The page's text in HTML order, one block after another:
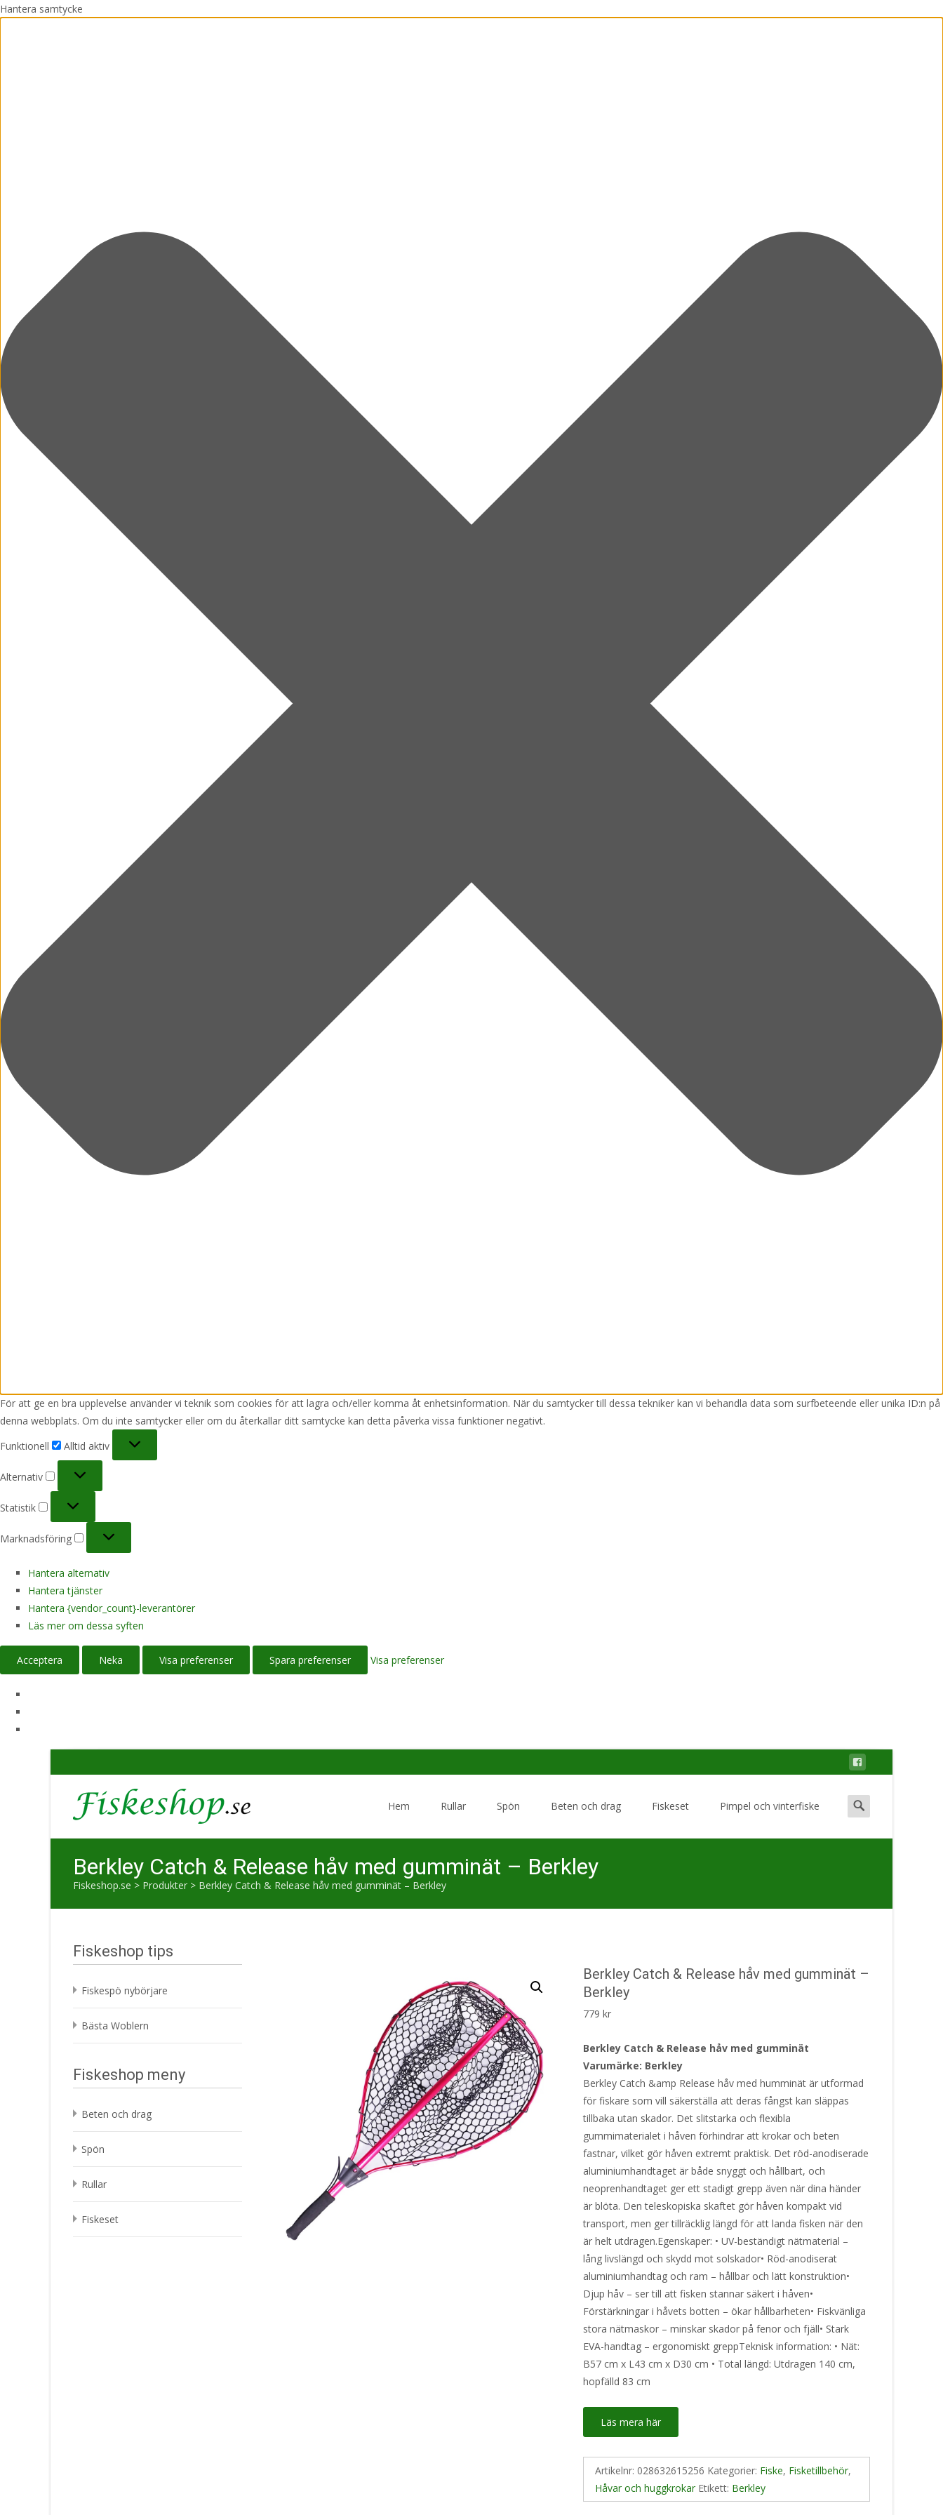
Hantera samtycke
För att ge en bra upplevelse använder vi teknik som cookies för att lagra och/eller komma åt enhetsinformation. När du samtycker till dessa tekniker kan vi behandla data som surfbeteende eller unika ID:n på
denna webbplats. Om du inte samtycker eller om du återkallar ditt samtycke kan detta påverka vissa funktioner negativt.
Funktionell
Alltid aktiv
Alternativ
Statistik
Marknadsföring
Hantera alternativ
Hantera tjänster
Hantera {vendor_count}-leverantörer
Läs mer om dessa syften
Acceptera Neka Visa preferenser Spara preferenser Visa preferenser
Hem Rullar Spön Beten och drag Fiskeset Pimpel och vinterfiske
Search
for:
Berkley Catch & Release håv med gumminät – Berkley
Fiskeshop.se > Produkter > Berkley Catch & Release håv med gumminät – Berkley
Berkley Catch & Release håv med gumminät –
Berkley
779kr
Berkley Catch & Release håv med gumminät
Varumärke: Berkley
Berkley Catch &amp Release håv med humminät är utformad
för fiskare som vill säkerställa att deras fångst kan släppas
tillbaka utan skador. Det slitstarka och flexibla
gummimaterialet i håven förhindrar att krokar och beten
fastnar, vilket gör håven extremt praktisk. Det röd-anodiserade
aluminiumhandtaget är både snyggt och hållbart, och
neoprenhandtaget ger ett stadigt grepp även när dina händer
är blöta. Den teleskopiska skaftet gör håven kompakt vid
transport, men ger tillräcklig längd för att landa fisken när den
är helt utdragen.Egenskaper: • UV-beständigt nätmaterial –
lång livslängd och skydd mot solskador• Röd-anodiserat
aluminiumhandtag och ram – hållbar och lätt konstruktion•
Djup håv – ser till att fisken stannar säkert i håven•
Förstärkningar i håvets botten – ökar hållbarheten• Fiskvänliga
stora nätmaskor – minskar skador på fenor och fjäll• Stark
EVA-handtag – ergonomiskt greppTeknisk information: • Nät:
B57 cm x L43 cm x D30 cm • Total längd: Utdragen 140 cm,
hopfälld 83 cm
Läs mera här
Artikelnr: 028632615256 Kategorier: Fiske, Fisketillbehör,
Håvar och huggkrokar Etikett: Berkley
Fiskeshop tips
Fiskespö nybörjare
Bästa Woblern
Fiskeshop meny
Beten och drag
Spön
Rullar
Fiskeset